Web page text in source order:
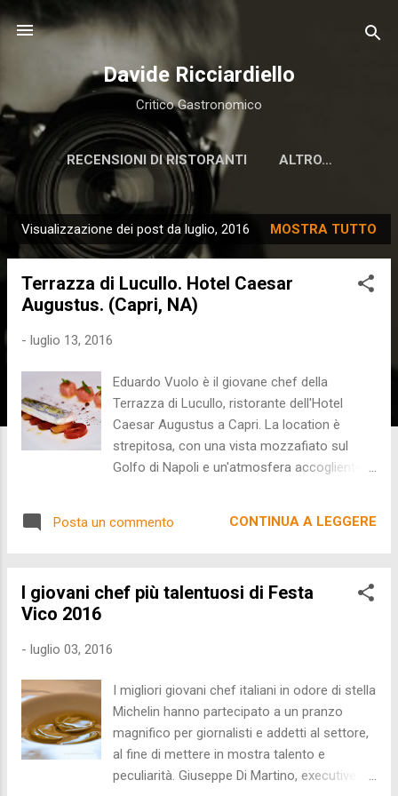
Passa ai contenuti principali
Davide Ricciardiello
Critico Gastronomico
RECENSIONI DI RISTORANTI ALTRO…
o
Visualizzazione dei post da luglio, 2016 MOSTRA TUTTO
Terrazza di Lucullo. Hotel Caesar
Augustus. (Capri, NA)
- luglio 13, 2016
Eduardo Vuolo è il giovane chef della
Terrazza di Lucullo, ristorante dell'Hotel
Caesar Augustus a Capri. La location è
strepitosa, con una vista mozzafiato sul
Golfo di Napoli e un'atmosfera accogliente e
lussurieggiante e barocca, ma punta al
polpi, peperoncini verdi e altre materie prime
sempre solerti e disponibili. MENU Pesce
bandiera ai quattro pomodori con vaniglia
bourbon Tagliatelle di calamaro con salsa di
all'acqua soja" con fiori di zucca e portulaca
Posta un commento CONTINUA A LEGGERE
I giovani chef più talentuosi di Festa
Vico 2016
- luglio 03, 2016
I migliori giovani chef italiani in odore di stella
Michelin hanno partecipato a un pranzo
magnifico per giornalisti e addetti al settore,
al fine di mettere in mostra talento e
peculiarità. Giuseppe Di Martino, executive